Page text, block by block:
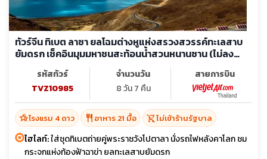
ทัวร์จีน ทิเบต ลาซา ยลโฉมต่างหูแห่งสรวงสวรรค์ทะเลสาบ
ยัมดรก เช็คอินมุมมหาชนสะท้อนน้ำสวนหนานซาน (ไม่ลง
รหัสทัวร์
TVZ10985
จำนวนวัน
8 วัน 7 คืน
สายการบิน
hotel_classโรงแรม 4 ดาว restaurant อาหาร 21 มื้อ shopping_cart_offไม่เข้าร้านรัฐบาล
ไฮไลท์:ใส่ชุดทิเบตถ่ายคู่พระราชวังโปตาลา นั่งรถไฟหลังคาโลก ชม
กระจกแห่งท้องฟ้าฉาข่า ยลทะเลสาบยัมดรก